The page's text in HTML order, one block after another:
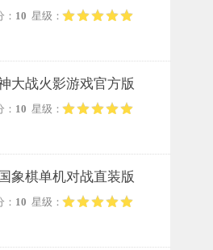
： 10 星级：
大战火影游戏官方版
： 10 星级：
象棋单机对战直装版
： 10 星级：